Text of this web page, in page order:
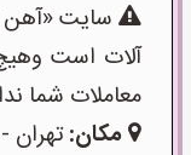
سایت «آهن
آلات است
معاملات شما
مکان:تهران